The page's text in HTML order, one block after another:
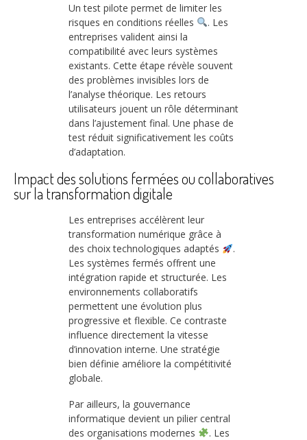
Un test pilote permet de limiter les
risques en conditions réelles
. Les
entreprises valident ainsi la
compatibilité avec leurs systèmes
existants. Cette étape révèle souvent
des problèmes invisibles lors de
l’analyse théorique. Les retours
utilisateurs jouent un rôle déterminant
dans l’ajustement final. Une phase de
test réduit significativement les coûts
d’adaptation.
Impact des solutions fermées ou collaboratives
sur la transformation digitale
Les entreprises accélèrent leur
transformation numérique grâce à
des choix technologiques adaptés
.
Les systèmes fermés offrent une
intégration rapide et structurée. Les
environnements collaboratifs
permettent une évolution plus
progressive et flexible. Ce contraste
influence directement la vitesse
d’innovation interne. Une stratégie
bien définie améliore la compétitivité
globale.
Par ailleurs, la gouvernance
informatique devient un pilier central
des organisations modernes
. Les